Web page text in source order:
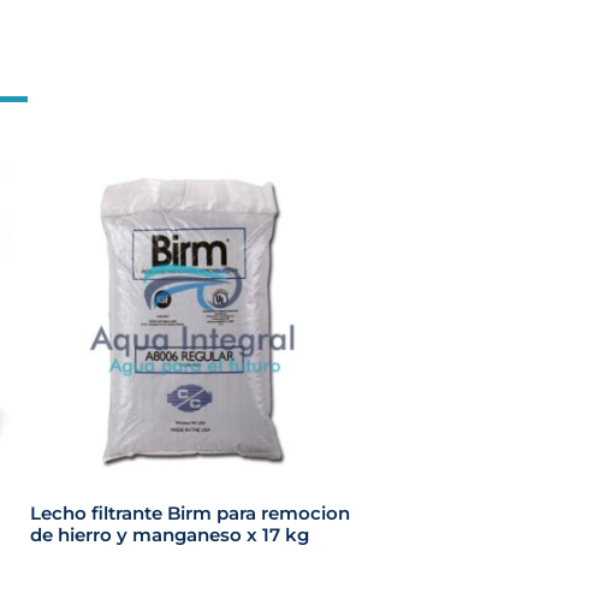
Lecho filtrante Birm para remocion
de hierro y manganeso x 17 kg